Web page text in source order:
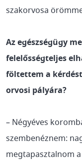
szakorvosa
Az egészségügy
felelősségteljes
föltettem a
orvosi pályára?
– Négyéves
szembenéznem:
megtapasztalnom